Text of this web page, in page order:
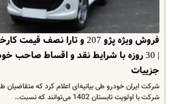
فروش ویژه پژو 207 و تارا نصف قیمت
| 30 روزه با شرایط نقد و اقساط صاحب
جزییات
شرکت ایران خودرو طی بیانیه‌ای اعلام کرد که
شرکت با اولویت تابستان 1402 می‌توانند که نسبت…